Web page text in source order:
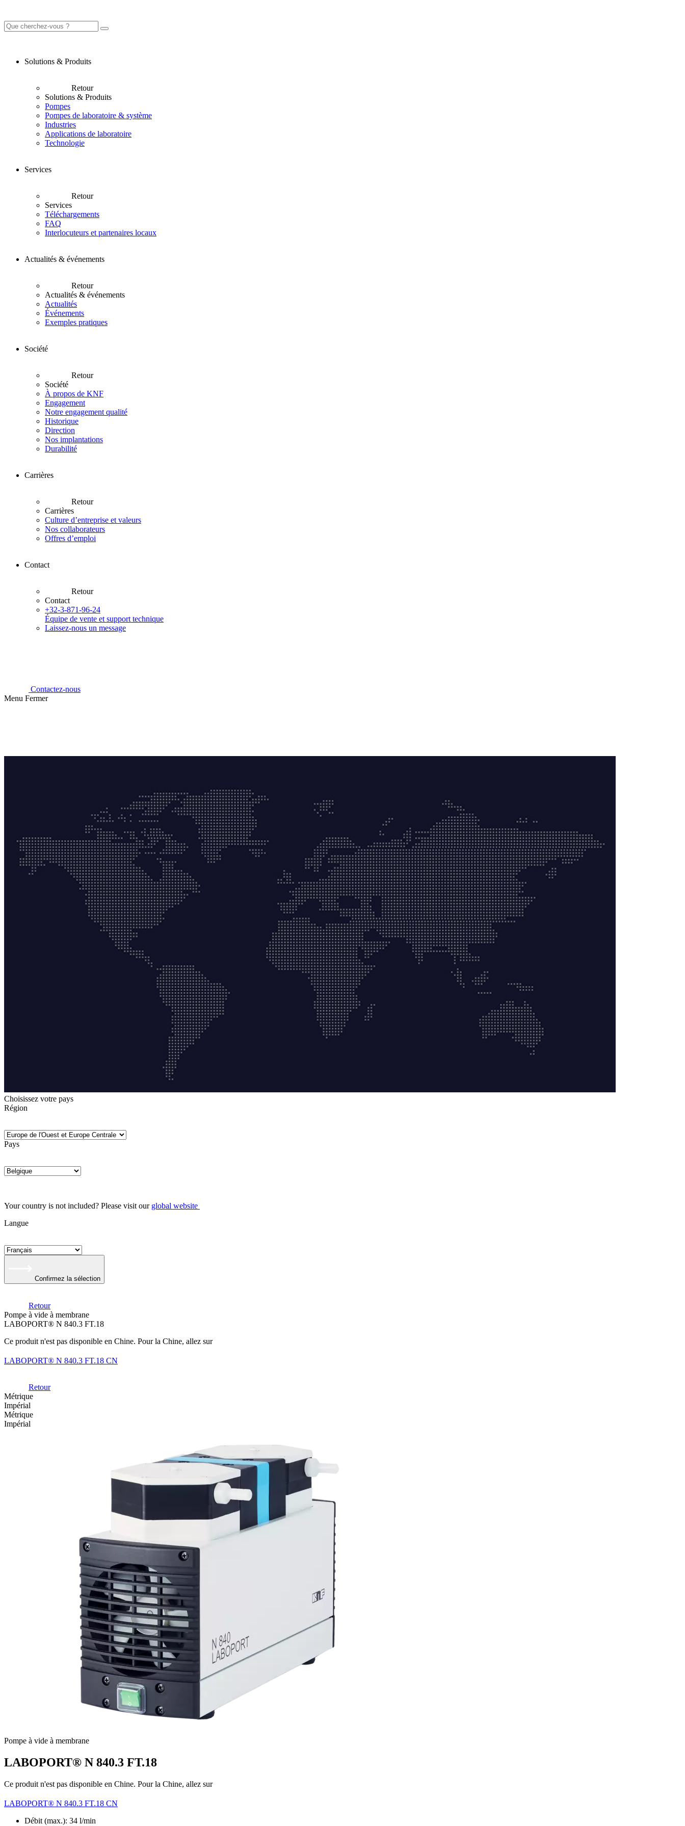
Solutions & Produits
Retour
Solutions & Produits
Pompes
Pompes de laboratoire & système
Industries
Applications de laboratoire
Technologie
Services
Retour
Services
Téléchargements
FAQ
Interlocuteurs et partenaires locaux
Actualités & événements
Retour
Actualités & événements
Actualités
Événements
Exemples pratiques
Société
Retour
Société
À propos de KNF
Engagement
Notre engagement qualité
Historique
Direction
Nos implantations
Durabilité
Carrières
Retour
Carrières
Culture d’entreprise et valeurs
Nos collaborateurs
Offres d’emploi
Contact
Retour
Contact
+32-3-871-96-24
Équipe de vente et support technique
Laissez-nous un message
Contactez-nous
Menu Fermer
Choisissez votre pays
Région
Pays
Your country is not included? Please visit our global website
Langue
Confirmez la sélection
Retour
Pompe à vide à membrane
LABOPORT® N 840.3 FT.18
Ce produit n'est pas disponible en Chine. Pour la Chine, allez sur
LABOPORT® N 840.3 FT.18 CN
Retour
Métrique
Impérial
Métrique
Impérial
Pompe à vide à membrane
LABOPORT® N 840.3 FT.18
Ce produit n'est pas disponible en Chine. Pour la Chine, allez sur
LABOPORT® N 840.3 FT.18 CN
Débit (max.): 34 l/min